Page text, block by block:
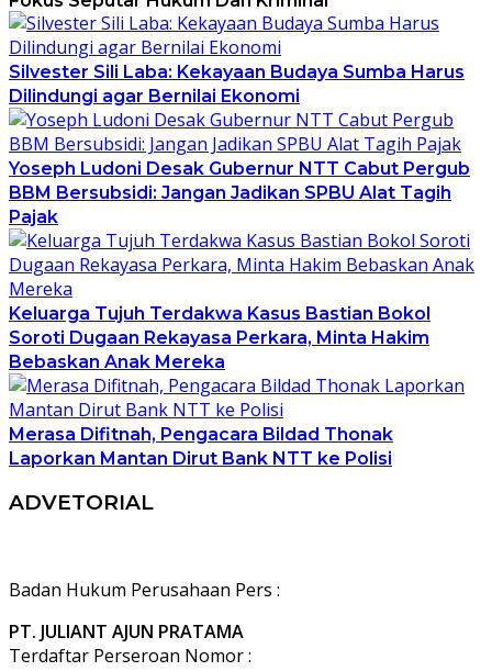
Silvester Sili Laba: Kekayaan Budaya Sumba Harus
Dilindungi agar Bernilai Ekonomi
Yoseph Ludoni Desak Gubernur NTT Cabut Pergub
BBM Bersubsidi: Jangan Jadikan SPBU Alat Tagih
Pajak
Keluarga Tujuh Terdakwa Kasus Bastian Bokol
Soroti Dugaan Rekayasa Perkara, Minta Hakim
Bebaskan Anak Mereka
Merasa Difitnah, Pengacara Bildad Thonak
Laporkan Mantan Dirut Bank NTT ke Polisi
ADVETORIAL
Badan Hukum Perusahaan Pers :
PT. JULIANT AJUN PRATAMA
Terdaftar Perseroan Nomor :